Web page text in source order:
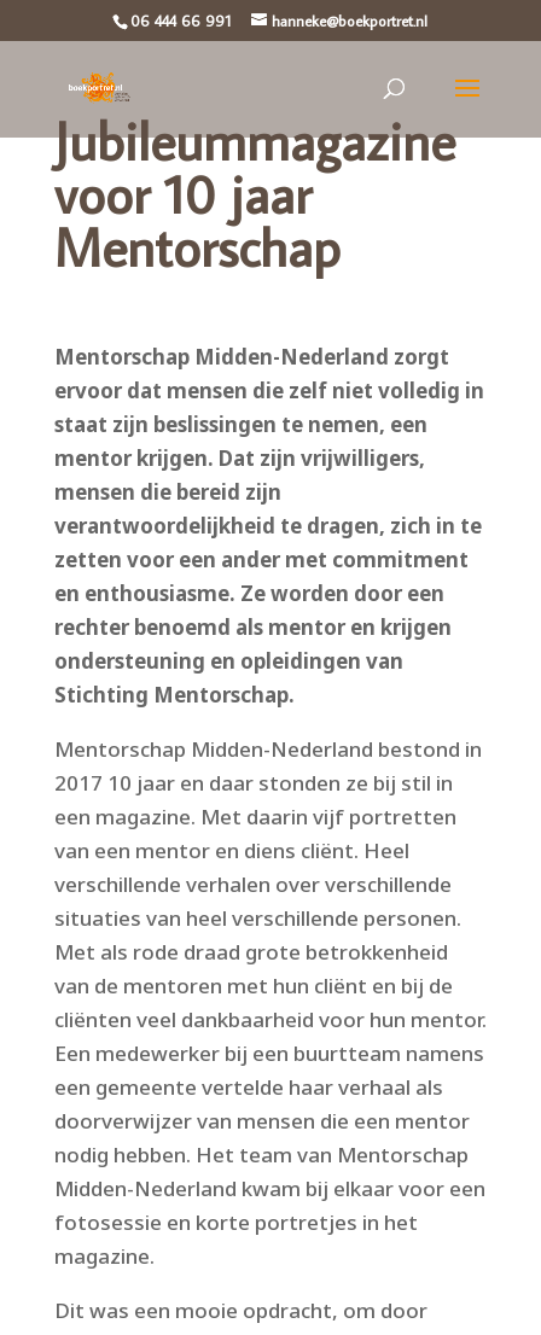
06 444 66 991 hanneke@boekportret.nl
Jubileummagazine
voor 10 jaar
Mentorschap
Mentorschap Midden-Nederland zorgt
ervoor dat mensen die zelf niet volledig in
staat zijn beslissingen te nemen, een
mentor krijgen. Dat zijn vrijwilligers,
mensen die bereid zijn
verantwoordelijkheid te dragen, zich in te
zetten voor een ander met commitment
en enthousiasme. Ze worden door een
rechter benoemd als mentor en krijgen
ondersteuning en opleidingen van
Stichting Mentorschap.
Mentorschap Midden-Nederland bestond in
2017 10 jaar en daar stonden ze bij stil in
een magazine. Met daarin vijf portretten
van een mentor en diens cliënt. Heel
verschillende verhalen over verschillende
situaties van heel verschillende personen.
Met als rode draad grote betrokkenheid
van de mentoren met hun cliënt en bij de
cliënten veel dankbaarheid voor hun mentor.
Een medewerker bij een buurtteam namens
een gemeente vertelde haar verhaal als
doorverwijzer van mensen die een mentor
nodig hebben. Het team van Mentorschap
Midden-Nederland kwam bij elkaar voor een
fotosessie en korte portretjes in het
magazine.
Dit was een mooie opdracht, om door